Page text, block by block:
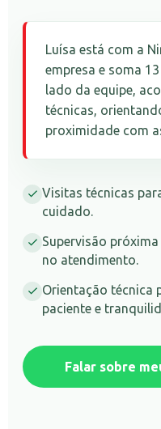
Luísa está com a
empresa e soma
lado da equipe,
técnicas,
proximidade com
Visitas técnicas
cuidado.
Supervisão
no atendimento.
Orientação técnica
paciente e
Falar sobre